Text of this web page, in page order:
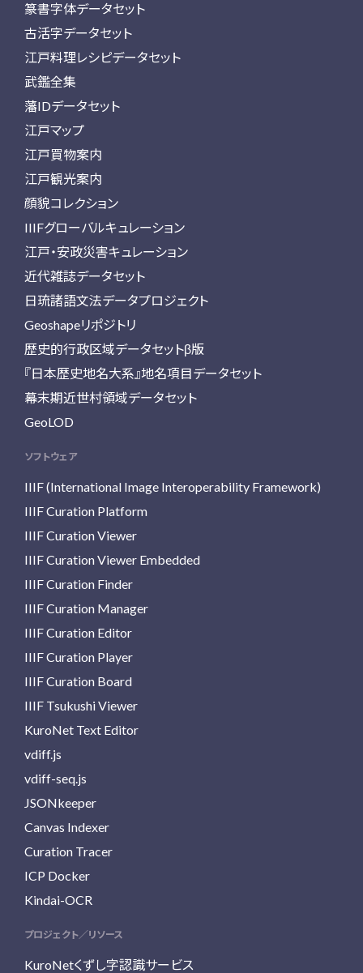
篆書字体データセット
古活字データセット
江戸料理レシピデータセット
武鑑全集
藩IDデータセット
江戸マップ
江戸買物案内
江戸観光案内
顔貌コレクション
IIIFグローバルキュレーション
江戸・安政災害キュレーション
近代雑誌データセット
日琉諸語文法データプロジェクト
Geoshapeリポジトリ
歴史的行政区域データセットβ版
『日本歴史地名大系』地名項目データセット
幕末期近世村領域データセット
GeoLOD
ソフトウェア
IIIF (International Image Interoperability Framework)
IIIF Curation Platform
IIIF Curation Viewer
IIIF Curation Viewer Embedded
IIIF Curation Finder
IIIF Curation Manager
IIIF Curation Editor
IIIF Curation Player
IIIF Curation Board
IIIF Tsukushi Viewer
KuroNet Text Editor
vdiff.js
vdiff-seq.js
JSONkeeper
Canvas Indexer
Curation Tracer
ICP Docker
Kindai-OCR
プロジェクト／リソース
KuroNetくずし字認識サービス